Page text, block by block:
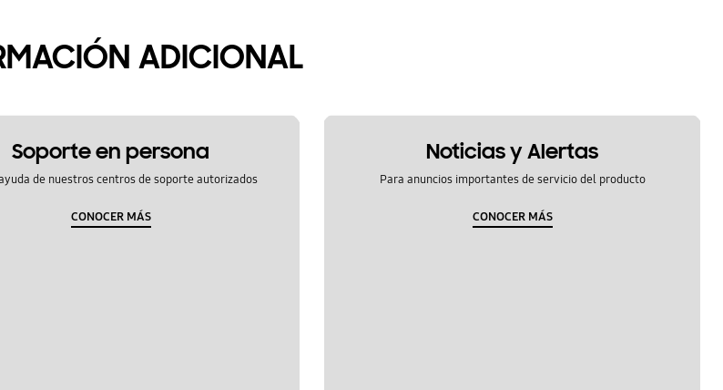
ADICIONAL
Soporte en persona
de nuestros centros de soporte autorizados
CONOCER MÁS
Noticias y Alertas
Para anuncios importantes de servicio del producto
CONOCER MÁS